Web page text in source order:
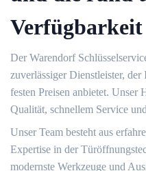
Verfügbarkeit
Der Warendorf
zuverlässiger Dienstleister,
festen Preisen anbietet.​ Unser
Qualität, schnellem Service
Unser Team besteht aus
Expertise in der
modernste Werkzeuge und